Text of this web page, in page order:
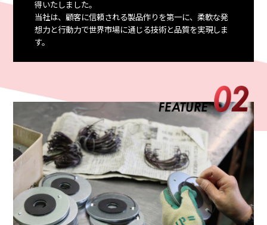
得いたしました。
当社は、顧客に信頼される製品作りを第一に、柔軟な発
想力と行動力で世界市場に通じる技術と品質を実現しま
す。